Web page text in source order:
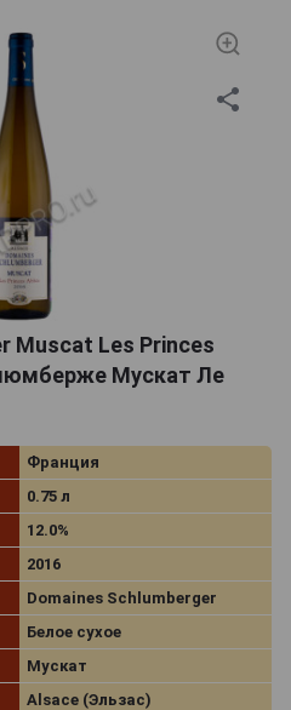
Muscat Les Princes
Мускат Ле
Франция
0.75 л
12.0%
2016
Domaines Schlumberger
Белое сухое
Мускат
Alsace (Эльзас)